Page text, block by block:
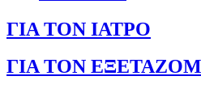
ΓΙΑ ΤΟΝ ΙΑΤΡΟ
ΓΙΑ ΤΟΝ